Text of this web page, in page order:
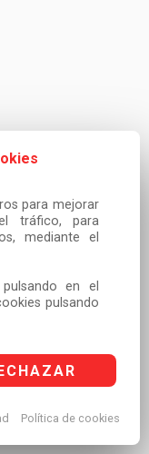
para mejorar
tráfico, para
mediante el
en el
pulsando
Política de cookies